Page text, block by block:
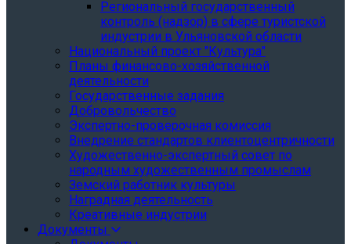
Региональный государственный
контроль (надзор) в сфере туристской
индустрии в Ульяновской области
Национальный проект "Культура"
Планы финансово-хозяйственной
деятельности
Государственные задания
Добровольчество
Экспертно-проверочная комиссия
Внедрение стандартов клиентоцентричности
Художественно-экспертный совет по
народным художественным промыслам
Земский работник культуры
Наградная деятельность
Креативные индустрии
Документы